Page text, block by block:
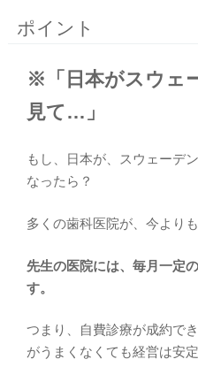
ポイント
※「日本がスウェ
見て…」
もし、日本が、スウェーデ
なったら？
多くの歯科医院が、今より
先生の医院には、毎月一定
す。
つまり、自費診療が成約で
がうまくなくても経営は安定